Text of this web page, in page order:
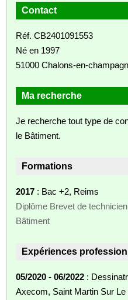
Contact
Réf. CB2401091553
Né en 1997
51000 Chalons-en-
Ma recherche
Je recherche tout type de
le Bâtiment.
Formations
2017 : Bac +2, Reims
Diplôme Brevet de
Bâtiment
Expériences
05/2020 - 06/2022 :
Axecom, Saint Martin Sur Le